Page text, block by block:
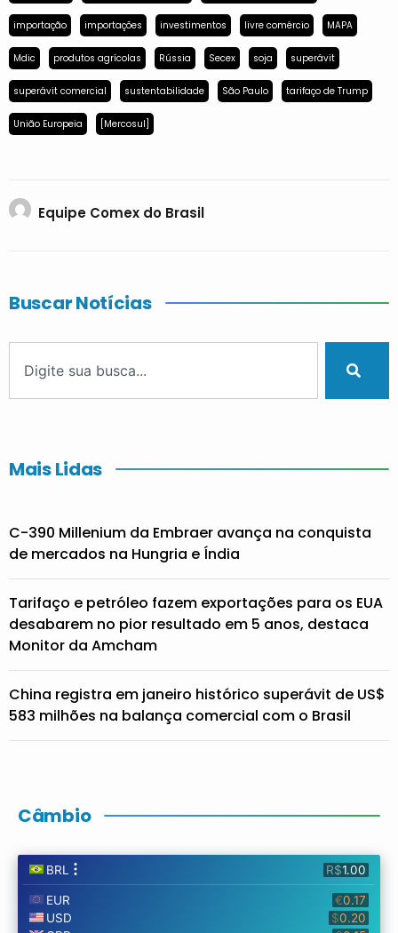
importação importações investimentos livre comércio MAPA
Mdic produtos agrícolas Rússia Secex soja superávit
superávit comercial sustentabilidade São Paulo tarifaço de Trump
União Europeia [Mercosul]
Equipe Comex do Brasil
Buscar Notícias
Mais Lidas
C-390 Millenium da Embraer avança na conquista
de mercados na Hungria e Índia
Tarifaço e petróleo fazem exportações para os EUA
desabarem no pior resultado em 5 anos, destaca
Monitor da Amcham
China registra em janeiro histórico superávit de US$
583 milhões na balança comercial com o Brasil
Câmbio